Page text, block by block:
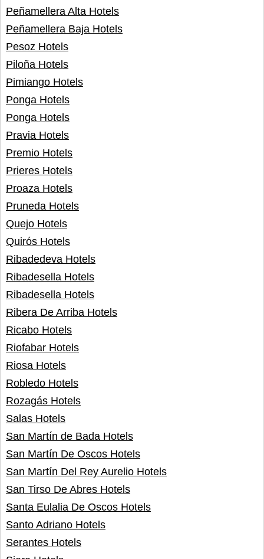
Peñamellera Alta Hotels
Peñamellera Baja Hotels
Pesoz Hotels
Piloña Hotels
Pimiango Hotels
Ponga Hotels
Ponga Hotels
Pravia Hotels
Premio Hotels
Prieres Hotels
Proaza Hotels
Pruneda Hotels
Quejo Hotels
Quirós Hotels
Ribadedeva Hotels
Ribadesella Hotels
Ribadesella Hotels
Ribera De Arriba Hotels
Ricabo Hotels
Riofabar Hotels
Riosa Hotels
Robledo Hotels
Rozagás Hotels
Salas Hotels
San Martín de Bada Hotels
San Martín De Oscos Hotels
San Martín Del Rey Aurelio Hotels
San Tirso De Abres Hotels
Santa Eulalia De Oscos Hotels
Santo Adriano Hotels
Serantes Hotels